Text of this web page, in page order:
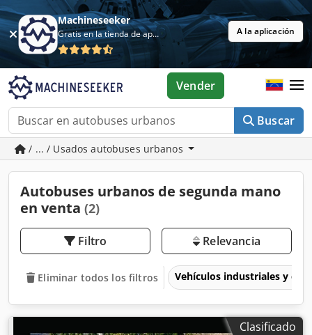
Machineseeker
Gratis en la tienda de aplicaciones A la aplicación
Buscar
Vender
/ ... / Usados autobuses urbanos
Autobuses urbanos de segunda mano
en venta (2)
Filtro Relevancia
Eliminar todos los filtros Vehículos industriales y
Clasificado